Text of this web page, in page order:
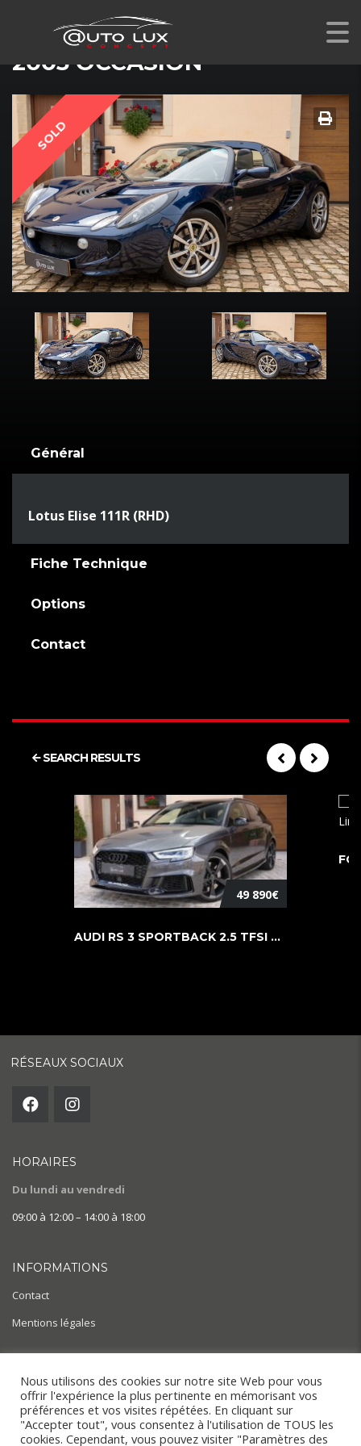
LOTUS LOTUS ELISE111R PACK TOURING RHD
2005 OCCASION
SOLD
Général
Lotus Elise 111R (RHD)
Fiche Technique
Options
Contact
SEARCH RESULTS
49 890€
AUDI RS 3 SPORTBACK 2.5 TFSI QUATTR ...
RÉSEAUX SOCIAUX
HORAIRES
Du lundi au vendredi
09:00 à 12:00 – 14:00 à 18:00
INFORMATIONS
Contact
Mentions légales
AIDE & ACTUALITÉS
BLOG
Nous utilisons des cookies sur notre site Web pour vous
offrir l'expérience la plus pertinente en mémorisant vos
préférences et vos visites répétées. En cliquant sur
"Accepter tout", vous consentez à l'utilisation de TOUS les
cookies. Cependant, vous pouvez visiter "Paramètres des